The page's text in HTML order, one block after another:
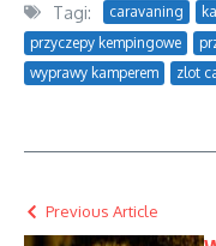
Tagi: caravaning
przyczepy kempingowe
wyprawy kamperem
zlot
Previous Article